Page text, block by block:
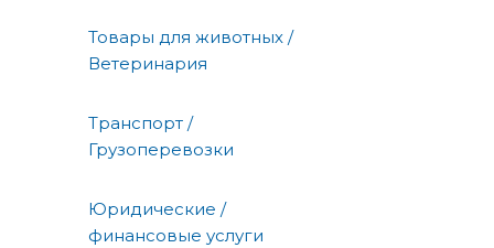
Товары для животных /
Ветеринария
Транспорт /
Грузоперевозки
Юридические /
финансовые услуги